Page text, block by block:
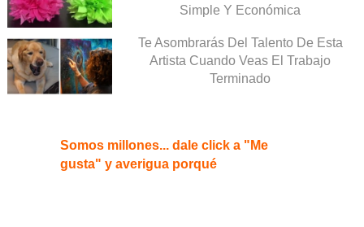
Simple Y Económica
Te Asombrarás Del Talento De Esta
Artista Cuando Veas El Trabajo
Terminado
Somos millones... dale click a "Me
gusta" y averigua porqué